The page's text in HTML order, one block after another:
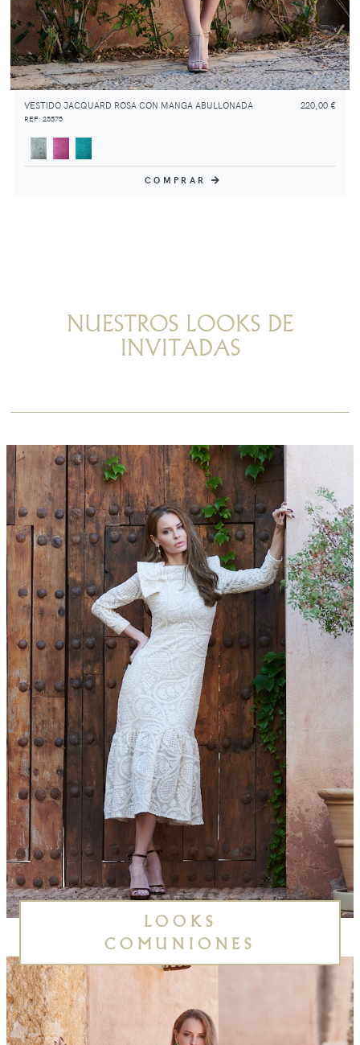
VESTIDO JACQUARD ROSA CON MANGA ABULLONADA 220,00 €
REF: 25575
COMPRAR
NUESTROS LOOKS DE
INVITADAS
LOOKS
COMUNIONES